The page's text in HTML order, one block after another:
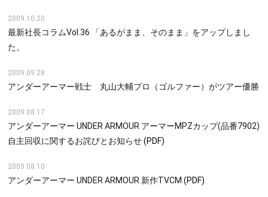
2009.10.20
最新社長コラムVol.36 「あるがまま、そのまま」をアップしまし
た。
2009.09.28
アンダーアーマー戦士 丸山大輔プロ（ゴルファー）がツアー優勝
2009.08.17
アンダーアーマー UNDER ARMOUR アーマーMPZカップ(品番7902)
自主回収に関するお詫びとお知らせ(PDF)
2009.08.10
アンダーアーマー UNDER ARMOUR 新作TVCM (PDF)